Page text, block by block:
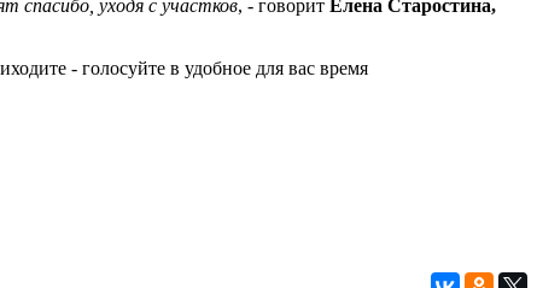
уходя с участков, - говорит Елена Старостина,
- голосуйте в удобное для вас время